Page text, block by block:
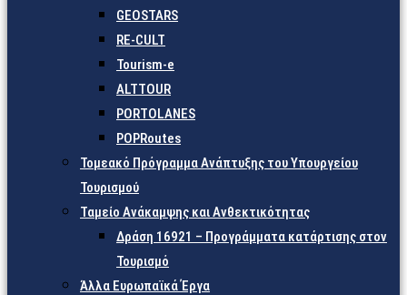
GEOSTARS
RE-CULT
Tourism-e
ALTTOUR
PORTOLANES
POPRoutes
Τομεακό Πρόγραμμα Ανάπτυξης του Υπουργείου
Τουρισμού
Ταμείο Ανάκαμψης και Ανθεκτικότητας
Δράση 16921 – Προγράμματα κατάρτισης στον
Τουρισμό
Άλλα Ευρωπαϊκά Έργα